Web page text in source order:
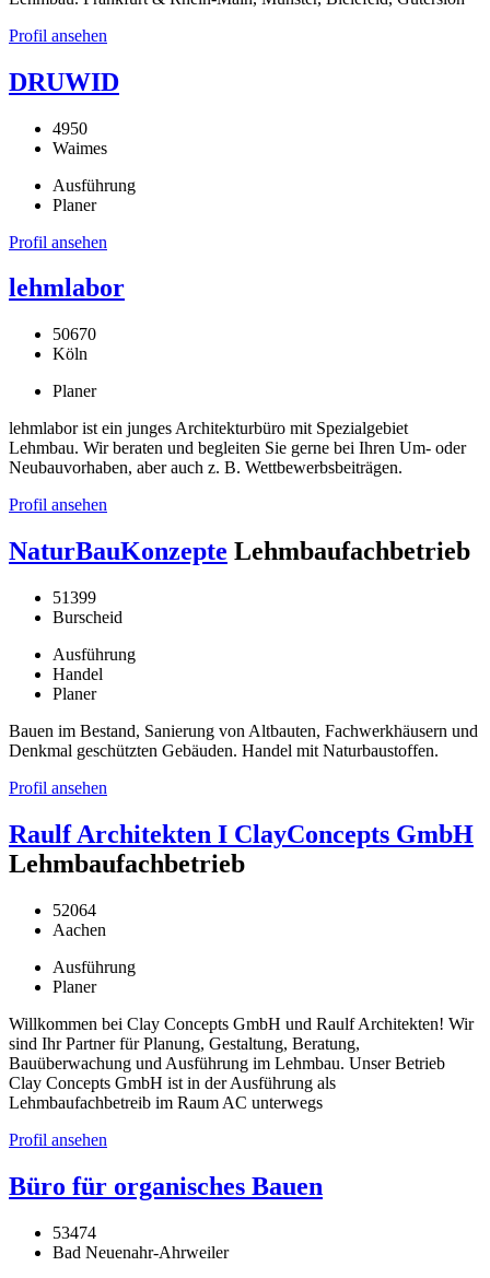
Profil ansehen
DRUWID
4950
Waimes
Ausführung
Planer
Profil ansehen
lehmlabor
50670
Köln
Planer
lehmlabor ist ein junges Architekturbüro mit Spezialgebiet
Lehmbau. Wir beraten und begleiten Sie gerne bei Ihren Um- oder
Neubauvorhaben, aber auch z. B. Wettbewerbsbeiträgen.
Profil ansehen
NaturBauKonzepte Lehmbaufachbetrieb
51399
Burscheid
Ausführung
Handel
Planer
Bauen im Bestand, Sanierung von Altbauten, Fachwerkhäusern und
Denkmal geschützten Gebäuden. Handel mit Naturbaustoffen.
Profil ansehen
Raulf Architekten I ClayConcepts GmbH
Lehmbaufachbetrieb
52064
Aachen
Ausführung
Planer
Willkommen bei Clay Concepts GmbH und Raulf Architekten! Wir
sind Ihr Partner für Planung, Gestaltung, Beratung,
Bauüberwachung und Ausführung im Lehmbau. Unser Betrieb
Clay Concepts GmbH ist in der Ausführung als
Lehmbaufachbetreib im Raum AC unterwegs
Profil ansehen
Büro für organisches Bauen
53474
Bad Neuenahr-Ahrweiler